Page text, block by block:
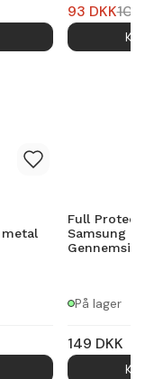
93 DKK109
Full
Samsung
På lager
149 DKK